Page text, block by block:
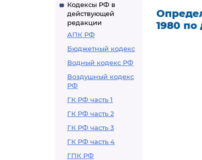
Кодексы РФ в
действующей
редакции
АПК РФ
Бюджетный кодекс
Водный кодекс РФ
Воздушный кодекс
РФ
ГК РФ часть 1
ГК РФ часть 2
ГК РФ часть 3
ГК РФ часть 4
ГПК РФ
1980 по